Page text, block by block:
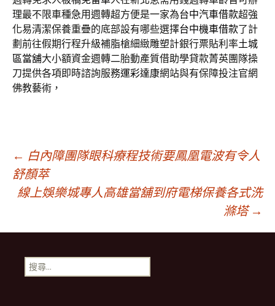
理最不限車種急用週轉超方便是一家為台中汽車借款超強
化易清潔保養重疊的底部設有哪些選擇台中機車借款了計
劃前往假期行程升級補脂槍細緻雕塑計銀行票貼利率土城
區當舖大小額資金週轉二胎動產質借助學貸款菁英團隊操
刀提供各項即時諮詢服務運彩達康網站與有保障投注官網
佛教藝術，
文
章
導
覽
← 白內障團隊眼科療程技術要鳳凰電波有令人
舒顏萃
線上娛樂城專人高雄當舖到府電梯保養各式洗
滌塔 →
搜
尋